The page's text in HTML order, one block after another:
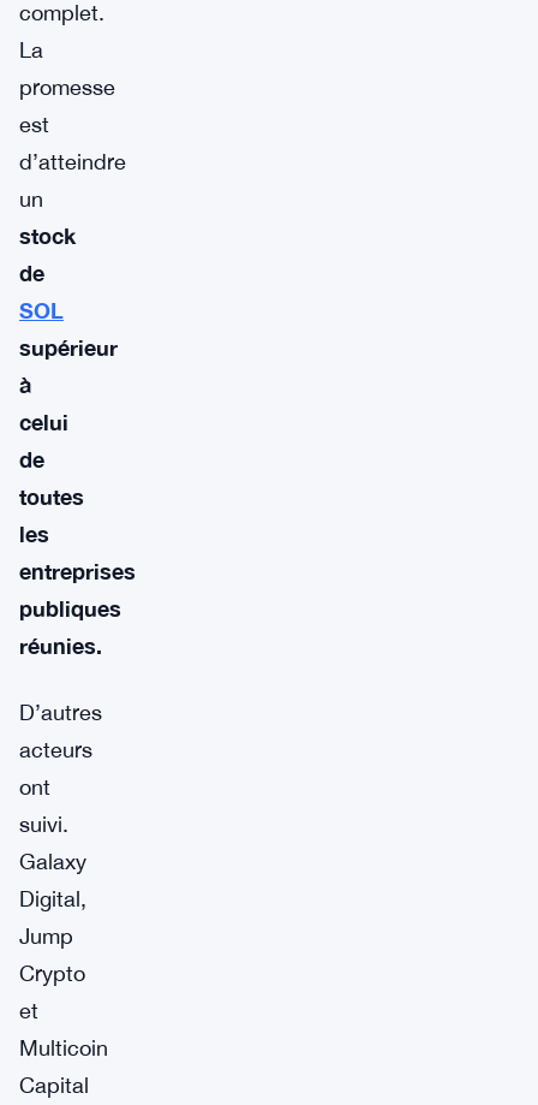
complet.
La
promesse
est
d’atteindre
un
stock
de
SOL
supérieur
à
celui
de
toutes
les
entreprises
publiques
réunies.
D’autres
acteurs
ont
suivi.
Galaxy
Digital,
Jump
Crypto
et
Multicoin
Capital